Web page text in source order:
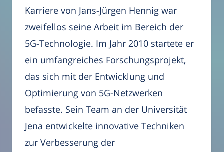
Karriere von Jans-Jürgen Hennig war
zweifellos seine Arbeit im Bereich der
5G-Technologie. Im Jahr 2010 startete er
ein umfangreiches Forschungsprojekt,
das sich mit der Entwicklung und
Optimierung von 5G-Netzwerken
befasste. Sein Team an der Universität
Jena entwickelte innovative Techniken
zur Verbesserung der